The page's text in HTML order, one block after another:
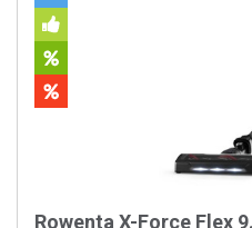
Rowenta X-Force Flex